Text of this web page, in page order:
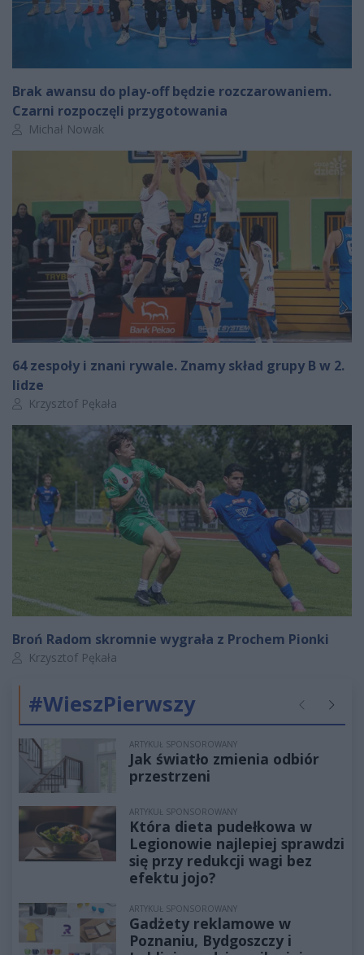
Brak awansu do play-off będzie rozczarowaniem.
Czarni rozpoczęli przygotowania
Autor artykułu:
Michał Nowak
64 zespoły i znani rywale. Znamy skład grupy B w 2.
lidze
Autor artykułu:
Krzysztof Pękała
Broń Radom skromnie wygrała z Prochem Pionki
Autor artykułu:
Krzysztof Pękała
#WieszPierwszy Poprzednie
ARTYKUŁ SPONSOROWANY
Jak światło zmienia odbiór
przestrzeni
ARTYKUŁ SPONSOROWANY
Która dieta pudełkowa w
Legionowie najlepiej sprawdzi
się przy redukcji wagi bez
efektu jojo?
ARTYKUŁ SPONSOROWANY
Gadżety reklamowe w
Poznaniu, Bydgoszczy i